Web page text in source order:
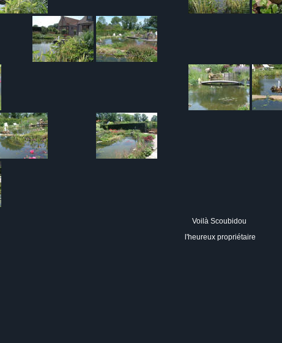
Voilà Scoubidou
l'heureux propriétaire